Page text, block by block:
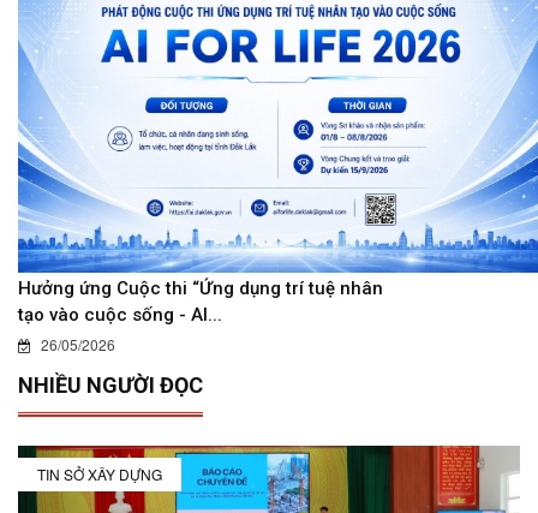
Hưởng ứng Cuộc thi “Ứng dụng trí tuệ nhân
tạo vào cuộc sống - AI...
26/05/2026
NHIỀU NGƯỜI ĐỌC
TIN SỞ XÂY DỰNG